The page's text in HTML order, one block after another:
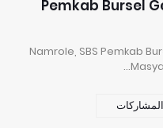
Pemkab Bursel
Namrole, SBS Pemkab